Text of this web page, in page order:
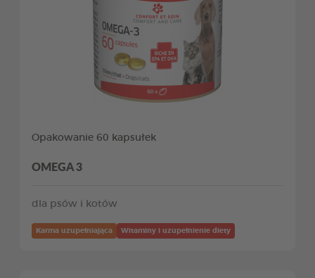
Opakowanie 60 kapsułek
OMEGA 3
dla psów i kotów
Karma uzupełniająca Witaminy i uzupełnienie diety